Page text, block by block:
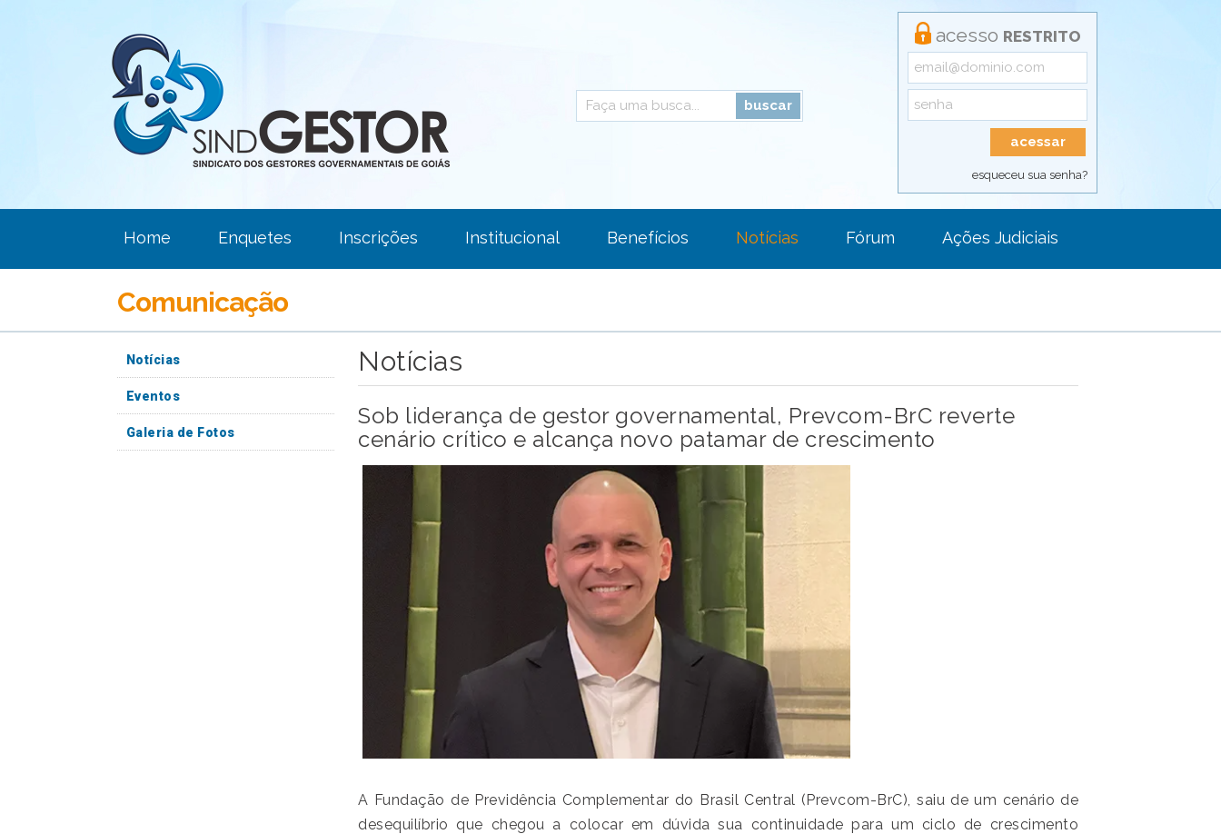
acesso RESTRITO
esqueceu sua senha?
Home Enquetes Inscrições Institucional Benefícios Notícias Fórum Ações Judiciais
Comunicação
Notícias
Eventos
Galeria de Fotos
Notícias
Sob liderança de gestor governamental, Prevcom-BrC reverte
cenário crítico e alcança novo patamar de crescimento
A Fundação de Previdência Complementar do Brasil Central (Prevcom-BrC), saiu de um cenário de
desequilíbrio que chegou a colocar em dúvida sua continuidade para um ciclo de crescimento